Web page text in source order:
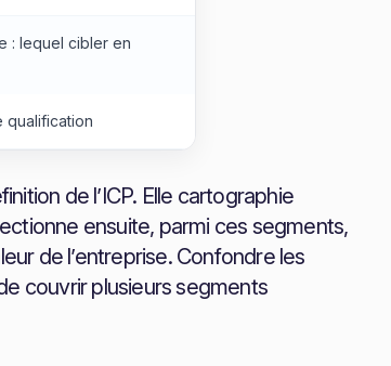
: lequel cibler en
qualification
de l’ICP. Elle cartographie
ensuite, parmi ces segments,
de l’entreprise. Confondre les
couvrir plusieurs segments